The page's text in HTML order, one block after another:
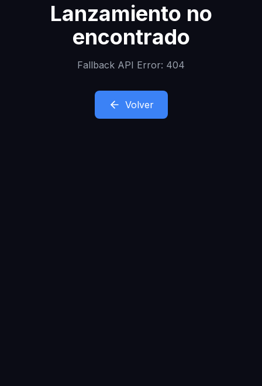
Lanzamiento no
encontrado
Fallback API Error: 404
Volver